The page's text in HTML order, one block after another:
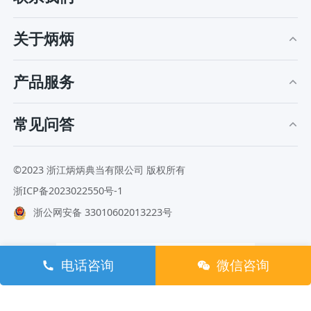
电话咨询 微信咨询
关于炳炳
产品服务
常见问答
©2023 浙江炳炳典当有限公司 版权所有
浙ICP备2023022550号-1
浙公网安备 33010602013223号